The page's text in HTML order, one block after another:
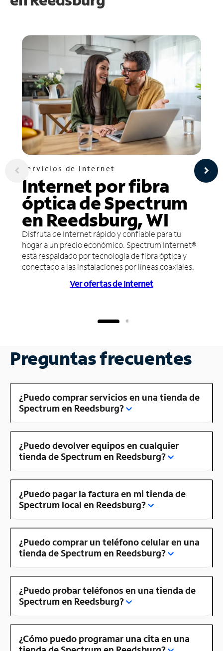
Servicios de Internet
Internet por fibra
óptica de Spectrum
en Reedsburg, WI
Disfruta de Internet rápido y confiable para tu
hogar a un precio económico. Spectrum Internet®
está respaldado por tecnología de fibra óptica y
conectado a las instalaciones por líneas coaxiales.
Ver ofertas de Internet
Preguntas frecuentes
¿Puedo comprar servicios en una tienda de
Spectrum en Reedsburg?
¿Puedo devolver equipos en cualquier
tienda de Spectrum en Reedsburg?
¿Puedo pagar la factura en mi tienda de
Spectrum local en Reedsburg?
¿Puedo comprar un teléfono celular en una
tienda de Spectrum en Reedsburg?
¿Puedo probar teléfonos en una tienda de
Spectrum en Reedsburg?
¿Cómo puedo programar una cita en una